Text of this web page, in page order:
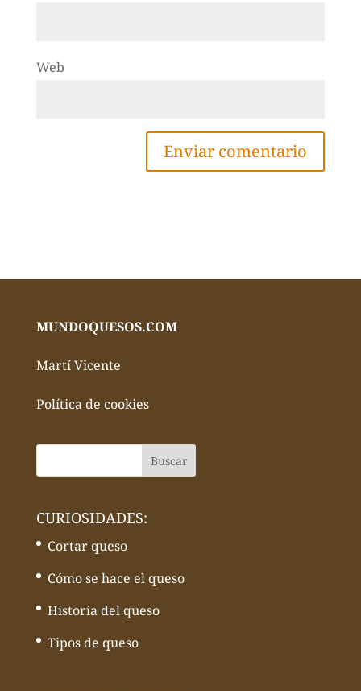
Web
MUNDOQUESOS.COM
Martí Vicente
Política de cookies
CURIOSIDADES:
Cortar queso
Cómo se hace el queso
Historia del queso
Tipos de queso